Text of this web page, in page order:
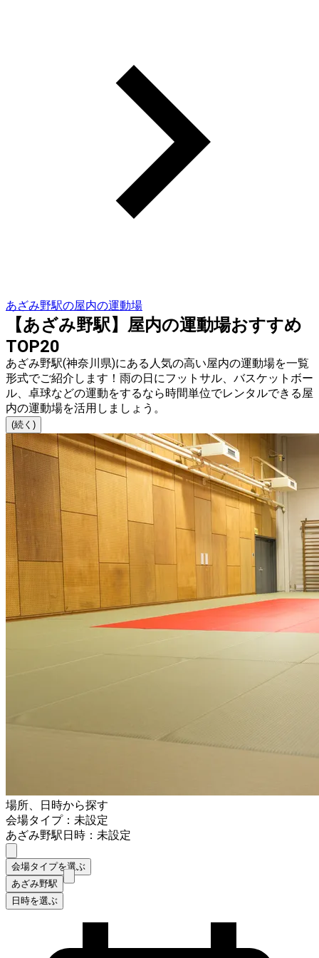
あざみ野駅の屋内の運動場
【あざみ野駅】屋内の運動場おすすめ
TOP20
あざみ野駅(神奈川県)にある人気の高い屋内の運動場を一覧
形式でご紹介します！雨の日にフットサル、バスケットボー
ル、卓球などの運動をするなら時間単位でレンタルできる屋
内の運動場を活用しましょう。
(続く)
場所、日時から探す
会場タイプ：未設定
あざみ野駅日時：未設定
会場タイプを選ぶ
あざみ野駅
日時を選ぶ